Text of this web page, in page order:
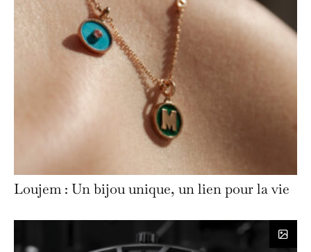
Loujem : Un bijou unique, un lien pour la vie